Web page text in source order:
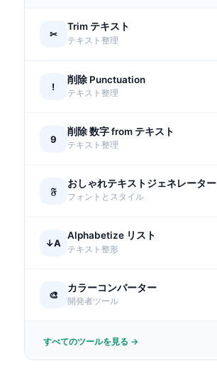
✂
Trim テキスト
テキスト整理
!
削除 Punctuation
テキスト整理
9
削除 数字 from テキスト
テキスト整理
𝔉
おしゃれテキストジェネレーター
フォントとスタイル
↓A
Alphabetize リスト
テキスト整形
🎨
カラーコンバーター
開発者ツール
すべてのツールを見る →